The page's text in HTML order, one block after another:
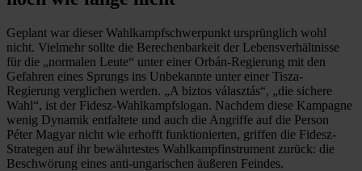
Geplant war dieser Wahlkampfschwerpunkt ursprünglich wohl
nicht. Vielmehr sollte die Berechenbarkeit der Lebensverhältnisse
für die „normalen Leute“ unter einer Orbán-Regierung mit den
Gefahren eines Sprungs ins Unbekannte unter einer Tisza-
Regierung verglichen werden. „A biztos választás“, „die sichere
Wahl“, ist der Fidesz-Wahlkampfslogan. Nachdem diese Kampagne
wenig Dynamik entfaltete und auch die Angriffe auf die Person
Péter Magyar nicht wie erhofft funktionierten, griffen die Fidesz-
Strategen auf ihr bewährtestes Wahlkampfinstrument zurück: die
Beschwörung eines anti-ungarischen äußeren Feindes.